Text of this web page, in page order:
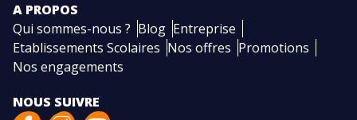
A PROPOS
Qui sommes-nous ? Blog Entreprise
Etablissements Scolaires Nos offres Promotions
Nos engagements
NOUS SUIVRE